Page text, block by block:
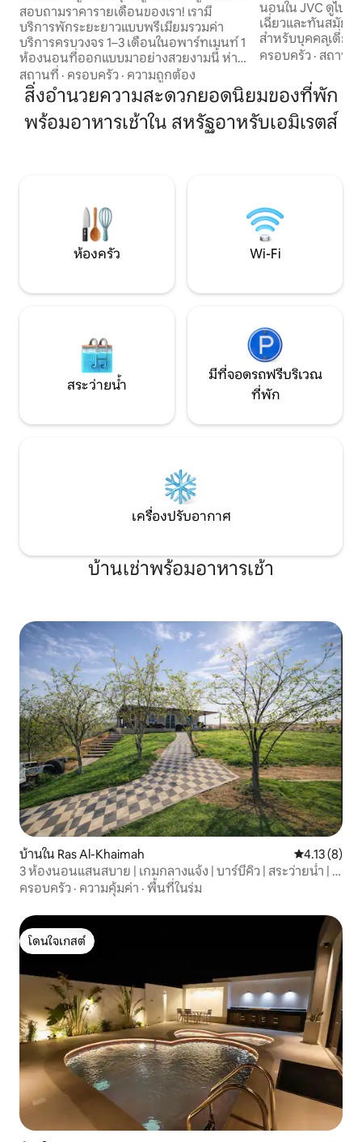
ตัว
สอบถามราคารายเดือนของเรา! เรามี
บริการพักระยะยาวแบบพรีเมียมรวมค่า
บริการครบวงจร 1–3 เดือนในอพาร์ทเมนท์ 1
ห้องนอนที่ออกแบบมาอย่างสวยงามนี้ ห่าง
จากดูไบครีกลากูนเพียง 50 เมตร ทำไมต้อง
พักกับเรา? รวมทุกอย่าง: Wi-Fi ความเร็วสูง
เครื่องปรับอากาศ/เครื่องทำความเย็น และ
ค่าสาธารณูปโภครบครัน เหมาะสำหรับ
ครอบครัว: มีเตียงโซฟาสำหรับเด็กและ
กอินด้วยตนเองได้ตลอด 24 ชั่วโมงทุกวัน
สถานที่พักร้อนที่ไม่ยุ่งยากสำหรับ
สถานที่ · ครอบครัว · ความถูกต้อง
นอนใน JVC ดูไบ
เฉี่ยวและทันสมัยทั่
สำหรับบุคคลเดี่ยว
ขนาดเล็ก มีพื้นที่นั่
สมดุลซึ่งออกแบบ
ระยะสั้นหรือระยะ
บ้าน Wi-Fi ความเ
สะดวกที่พิถีพิถันช่
ครอบครัว · สถานที่
สิ่งอำนวยความสะดวกยอดนิยมของที่พัก
พร้อมอาหารเช้าใน สหรัฐอาหรับเอมิเรตส์
ห้องครัว Wi-Fi
สระว่ายน้ำ
มีที่จอดรถฟรีบริเวณ
ที่พัก
เครื่องปรับอากาศ
บ้านเช่าพร้อมอาหารเช้า
บ้านใน Ras Al-Khaimah คะแนนเฉลี่ย
4.13 (8)
3 ห้องนอนแสนสบาย | เกมกลางแจ้ง | บาร์บีคิว | สระว่ายน้ำ | ที่
เล่นสำหรับเด็ก
ครอบครัว · ความคุ้มค่า · พื้นที่ในร่ม
โดนใจเกสต์
โดนใจเกสต์